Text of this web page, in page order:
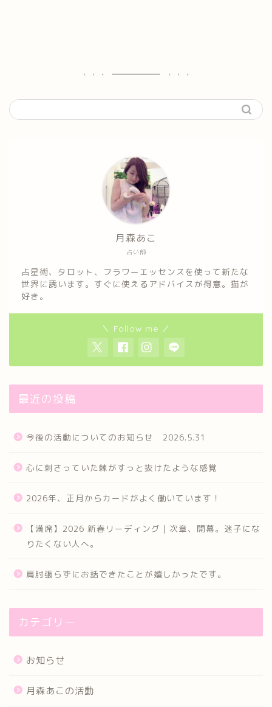
占い師
月森あこ
占星術、タロット、フラワーエッセンスを使って新たな
世界に誘います。すぐに使えるアドバイスが得意。猫が
好き。
＼ Follow me ／
最近の投稿
今後の活動についてのお知らせ 2026.5.31
心に刺さっていた棘がすっと抜けたような感覚
2026年、正月からカードがよく働いています！
【満席】2026 新春リーディング｜次章、開幕。迷子にな
りたくない人へ。
肩肘張らずにお話できたことが嬉しかったです。
カテゴリー
お知らせ
月森あこの活動